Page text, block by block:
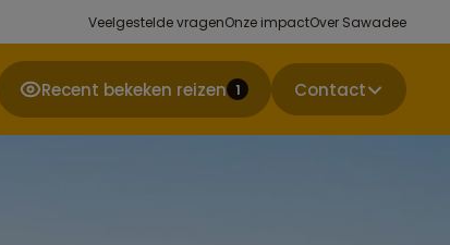
Veelgestelde vragenOnze impactOver Sawadee
Recent bekeken reizen 1 Contact